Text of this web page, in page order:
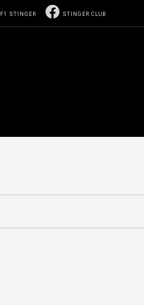
STINGER CLUB
F1 STINGER